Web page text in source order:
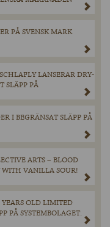
PÅ SVENSK MARK
LANSERAR DRY-
SLÄPP PÅ
I BEGRÄNSAT SLÄPP PÅ
ARTS – BLOOD
WITH VANILLA SOUR!
OLD LIMITED
PÅ SYSTEMBOLAGET.